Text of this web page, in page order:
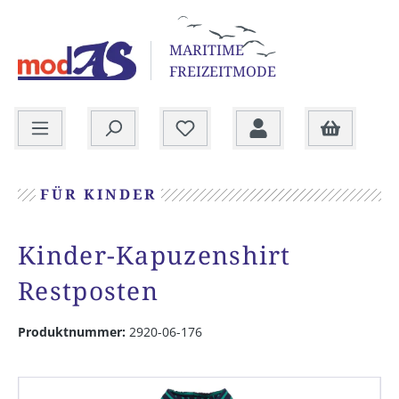
MARITIME
FREIZEITMODE
FÜR KINDER
Kinder-Kapuzenshirt
Restposten
Produktnummer: 2920-06-176
Bildergalerie überspringen